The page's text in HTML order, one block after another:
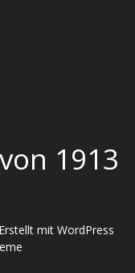
1913
mit WordPress